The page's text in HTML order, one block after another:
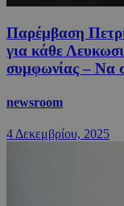
Παρέμβαση
για κάθε
συμφωνίας – Να
newsroom
4 Δεκεμβρίου, 2025